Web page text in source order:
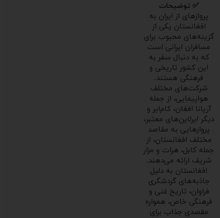
✅ توضیحات
پروازهای از ایران به
افغانستان یکی از
گزینه‌های محبوب برای
مسافران ایرانی است
که به دنبال سفر به
این کشور تاریخی و
فرهنگی هستند.
شرکت‌های مختلف
هواپیمایی، از جمله
آریانا افغان، کام‌ایر و
دیگر ایرلاین‌های معتبر،
پروازهایی به مقاصد
مختلف افغانستان، از
جمله کابل، هرات و مزار
شریف ارائه می‌دهند.
افغانستان به دلیل
جاذبه‌های گردشگری
فراوان، تاریخ غنی و
فرهنگی خاص، همواره
مقصدی جذاب برای